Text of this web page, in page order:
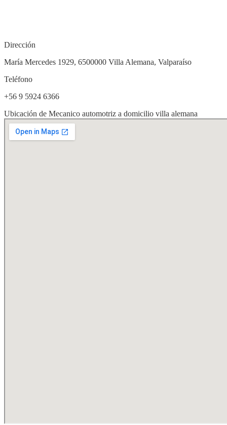
Dirección
María Mercedes 1929, 6500000 Villa Alemana, Valparaíso
Teléfono
+56 9 5924 6366
Ubicación de Mecanico automotriz a domicilio villa alemana